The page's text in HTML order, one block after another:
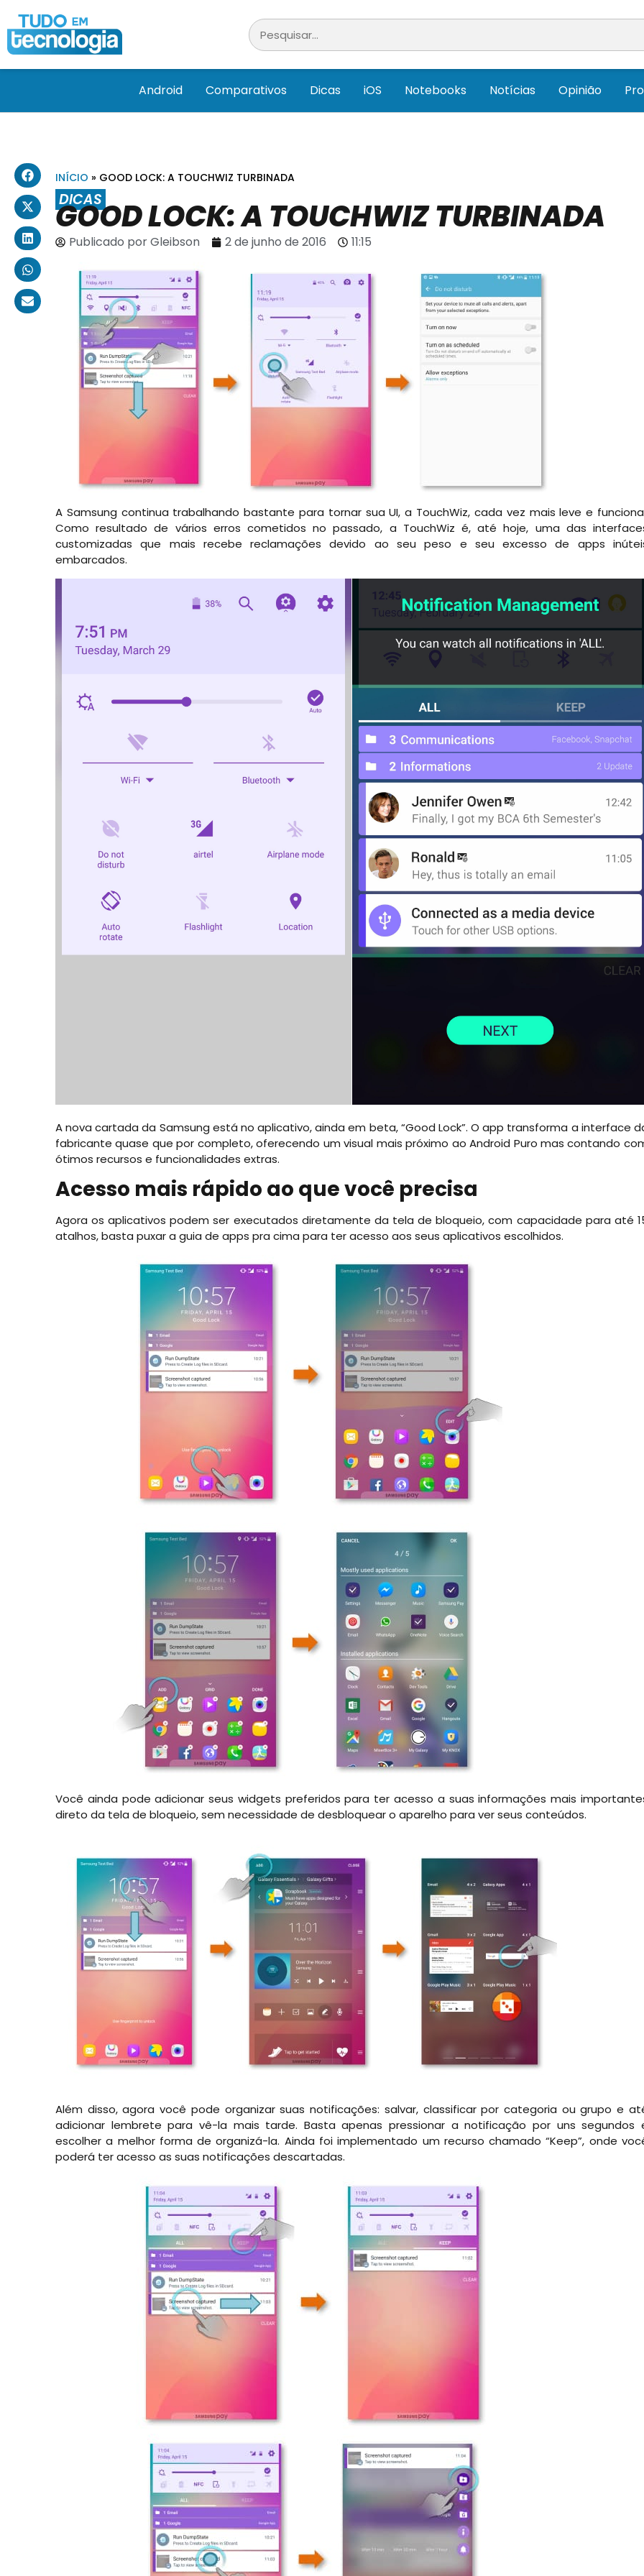
Android Comparativos Dicas iOS Notebooks Notícias Opinião
INÍCIO » GOOD LOCK: A TOUCHWIZ TURBINADA
DICAS
GOOD LOCK: A TOUCHWIZ TURBINADA
Publicado porGleibson 2 de junho de 2016 11:15
A Samsung continua trabalhando bastante para tornar sua UI, a TouchWiz, cada vez mais leve e
Como resultado de vários erros cometidos no passado, a TouchWiz é, até hoje, uma das
customizadas que mais recebe reclamações devido ao seu peso e seu excesso de apps
embarcados.
A nova cartada da Samsung está no aplicativo, ainda em beta, “Good Lock”. O app transforma a interface
fabricante quase que por completo, oferecendo um visual mais próximo ao Android Puro mas contando
ótimos recursos e funcionalidades extras.
Acesso mais rápido ao que você precisa
Agora os aplicativos podem ser executados diretamente da tela de bloqueio, com capacidade para até
atalhos, basta puxar a guia de apps pra cima para ter acesso aos seus aplicativos escolhidos.
Você ainda pode adicionar seus widgets preferidos para ter acesso a suas informações mais
direto da tela de bloqueio, sem necessidade de desbloquear o aparelho para ver seus conteúdos.
Além disso, agora você pode organizar suas notificações: salvar, classificar por categoria ou grupo e
adicionar lembrete para vê-la mais tarde. Basta apenas pressionar a notificação por uns segundos
escolher a melhor forma de organizá-la. Ainda foi implementado um recurso chamado “Keep”, onde
poderá ter acesso as suas notificações descartadas.